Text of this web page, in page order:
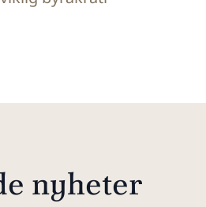
nyheter